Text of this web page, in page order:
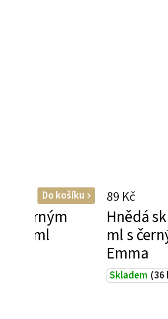
s černým
95 ml
Do košíku
Hnědá
ml s
Emma
Skladem (36
89 Kč